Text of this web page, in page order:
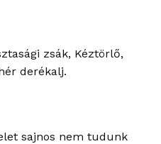
zsák, Kéztörlő,
derékalj.
sajnos nem tudunk